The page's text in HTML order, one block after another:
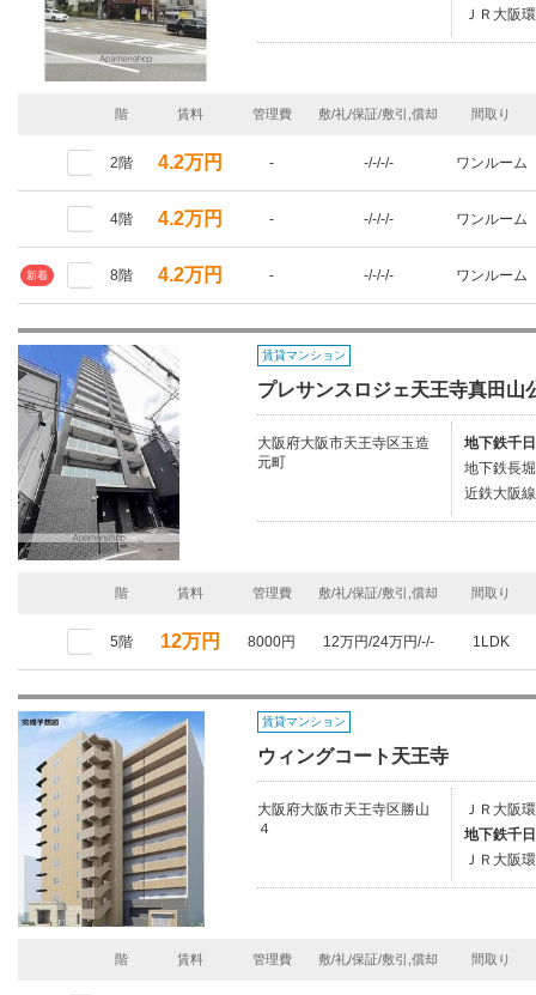
ＪＲ大阪
階 賃料 管理費 敷/礼/保証/敷引,償却 間取り
2階 4.2万円 - -/-/-/- ワンルーム
4階 4.2万円 - -/-/-/- ワンルーム
新着 8階 4.2万円 - -/-/-/- ワンルーム
賃貸マンション
プレサンスロジェ天王寺真田山
大阪府大阪市天王寺区玉造
元町
地下鉄千
地下鉄長
近鉄大阪
階 賃料 管理費 敷/礼/保証/敷引,償却 間取り
5階 12万円 8000円 12万円/24万円/-/- 1LDK
賃貸マンション
ウィングコート天王寺
大阪府大阪市天王寺区勝山
４
ＪＲ大阪
地下鉄千
ＪＲ大阪
階 賃料 管理費 敷/礼/保証/敷引,償却 間取り